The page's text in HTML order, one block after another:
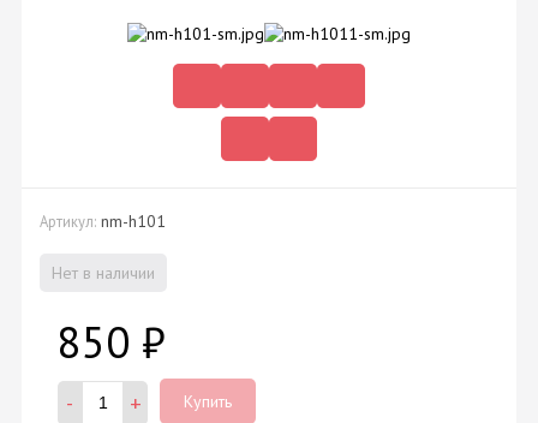
Артикул: nm-h101
Нет в наличии
850 ₽
- + Купить